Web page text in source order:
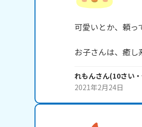
可愛いとか、頼っ
お子さんは、癒
れもんさん(10さい・
2021年2月24日